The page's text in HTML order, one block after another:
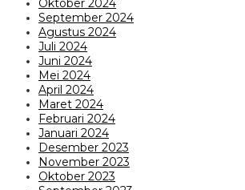
Oktober 2024
September 2024
Agustus 2024
Juli 2024
Juni 2024
Mei 2024
April 2024
Maret 2024
Februari 2024
Januari 2024
Desember 2023
November 2023
Oktober 2023